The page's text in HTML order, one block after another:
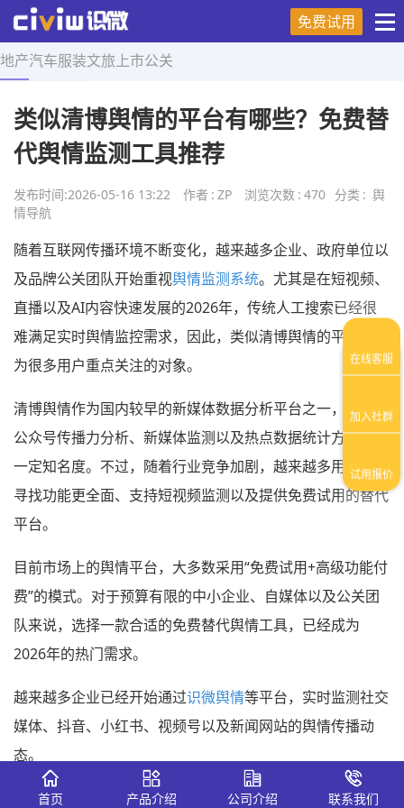
免费试用
地产汽车服装文旅 上市公关
首页 > 舆情导航 > 正文
类似清博舆情的平台有哪些？免费替
代舆情监测工具推荐
发布时间:2026-05-16 13:22 作者 : ZP 浏览次数 : 470 分类 : 舆
情导航
随着互联网传播环境不断变化，越来越多企业、政府单位以
及品牌公关团队开始重视舆情监测系统。尤其是在短视频、
直播以及AI内容快速发展的2026年，传统人工搜索已经很
难满足实时舆情监控需求，因此，类似清博舆情的平台也成
为很多用户重点关注的对象。
清博舆情作为国内较早的新媒体数据分析平台之一，在微信
公众号传播力分析、新媒体监测以及热点数据统计方面具有
一定知名度。不过，随着行业竞争加剧，越来越多用户开始
寻找功能更全面、支持短视频监测以及提供免费试用的替代
平台。
目前市场上的舆情平台，大多数采用“免费试用+高级功能付
费”的模式。对于预算有限的中小企业、自媒体以及公关团
队来说，选择一款合适的免费替代舆情工具，已经成为
2026年的热门需求。
越来越多企业已经开始通过识微舆情等平台，实时监测社交
媒体、抖音、小红书、视频号以及新闻网站的舆情传播动
态。
首页 产品介绍 公司介绍 联系我们